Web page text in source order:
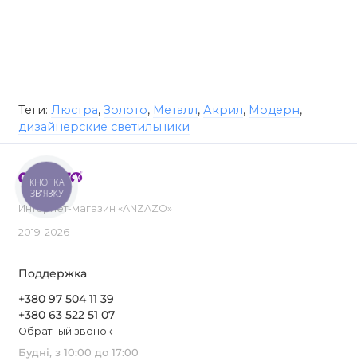
Теги: Люстра, Золото, Металл, Акрил, Модерн,
дизайнерские светильники
Интернет-магазин «ANZAZO»
2019-2026
Поддержка
+380 97 504 11 39
+380 63 522 51 07
Обратный звонок
Будні, з 10:00 до 17:00
КНОПКА
ЗВ'ЯЗКУ